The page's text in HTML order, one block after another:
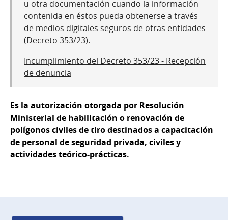
u otra documentación cuando la información
contenida en éstos pueda obtenerse a través
de medios digitales seguros de otras entidades
(Decreto 353/23).
Incumplimiento del Decreto 353/23 - Recepción
de denuncia
Es la autorización otorgada por Resolución
Ministerial de habilitación o renovación de
polígonos civiles de tiro destinados a capacitación
de personal de seguridad privada, civiles y
actividades teórico-prácticas.